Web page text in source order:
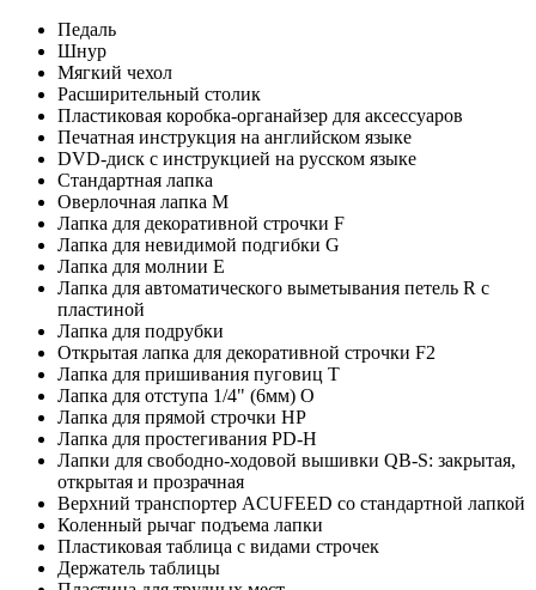
Педаль
Шнур
Мягкий чехол
Расширительный столик
Пластиковая коробка-органайзер для аксессуаров
Печатная инструкция на английском языке
DVD-диск с инструкцией на русском языке
Стандартная лапка
Оверлочная лапка M
Лапка для декоративной строчки F
Лапка для невидимой подгибки G
Лапка для молнии E
Лапка для автоматического выметывания петель R с
пластиной
Лапка для подрубки
Открытая лапка для декоративной строчки F2
Лапка для пришивания пуговиц T
Лапка для отступа 1/4" (6мм) O
Лапка для прямой строчки HP
Лапка для простегивания PD-H
Лапки для свободно-ходовой вышивки QB-S: закрытая,
открытая и прозрачная
Верхний транспортер ACUFEED со стандартной лапкой
Коленный рычаг подъема лапки
Пластиковая таблица с видами строчек
Держатель таблицы